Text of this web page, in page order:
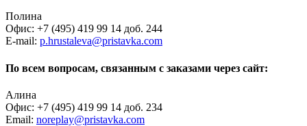
Полина
Офис: +7 (495) 419 99 14 доб. 244
E-mail: p.hrustaleva@pristavka.com
По всем вопросам, связанным с заказами через сайт:
Алина
Офис: +7 (495) 419 99 14 доб. 234
Email: noreplay@pristavka.com